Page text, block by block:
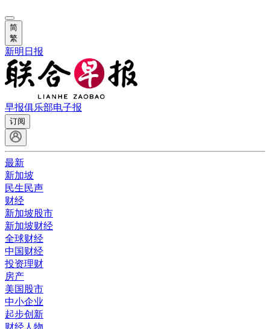
简
繁
新明日报
早报俱乐部电子报
订阅
最新
新加坡
民生民声
财经
新加坡股市
新加坡财经
全球财经
中国财经
投资理财
房产
美国股市
中小企业
起步创新
财经人物